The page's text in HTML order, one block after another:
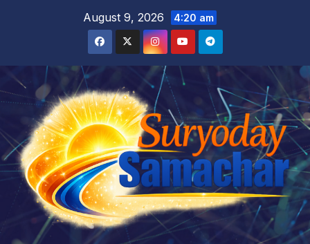
August 9, 2026 4:20 am